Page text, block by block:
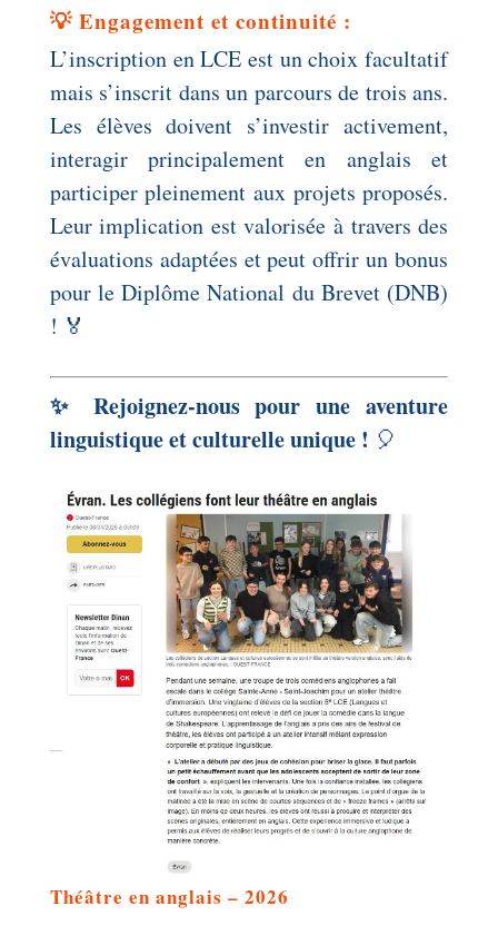
💡 Engagement et continuité :
L’inscription en LCE est un choix facultatif
mais s’inscrit dans un parcours de trois ans.
Les élèves doivent s’investir activement,
interagir principalement en anglais et
participer pleinement aux projets proposés.
Leur implication est valorisée à travers des
évaluations adaptées et peut offrir un bonus
pour le Diplôme National du Brevet (DNB)
! 🏅
✨ Rejoignez-nous pour une aventure
linguistique et culturelle unique ! 🎈
Théâtre en anglais – 2026